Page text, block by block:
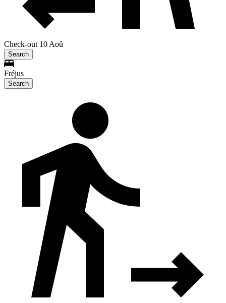
Check-out 10 Aoû
Search
Fréjus
Search